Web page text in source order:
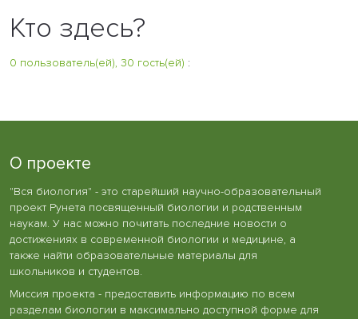
Кто здесь?
0 пользователь(ей), 30 гость(ей) :
О проекте
"Вся биология" - это старейший научно-образовательный
проект Рунета посвященный биологии и родственным
наукам. У нас можно почитать последние новости о
достижениях в современной биологии и медицине, а
также найти образовательные материалы для
школьников и студентов.
Миссия проекта - предоставить информацию по всем
разделам биологии в максимально доступной форме для